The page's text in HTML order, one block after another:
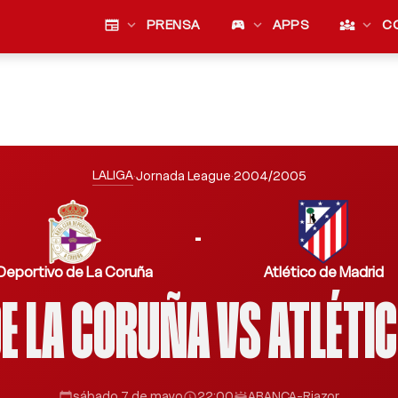
newspaper expand_more PRENSA sports_esports expand_more APPS diversity_3 expand_more
LALIGA·Jornada League·2004/2005
de La Coruña
-
Atlético de Madrid
LA CORUÑA VS